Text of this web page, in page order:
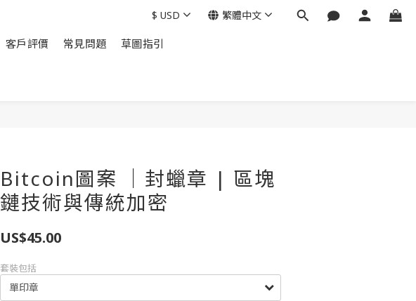
客戶評價 常見問題 草圖指引
$ USD 繁體中文
Bitcoin圖案 ｜封蠟章 | 區塊
鏈技術與傳統加密
US$45.00
套裝包括